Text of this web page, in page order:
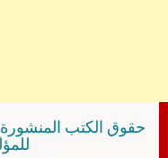
حقوق الكتب